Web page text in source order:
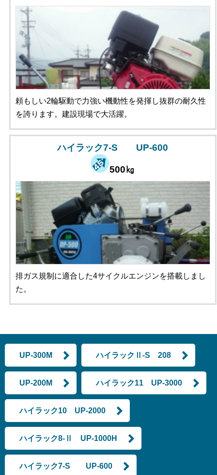
頼もしい2輪駆動で力強い機動性を発揮し抜群の耐久性
を誇ります。建設現場で大活躍。
ハイラック7-S UP-600
500㎏
排ガス規制に適合した4サイクルエンジンを搭載しまし
た。
UP-300M ハイラックⅡ-S 208
UP-200M ハイラック11 UP-3000
ハイラック10 UP-2000
ハイラック8-Ⅱ UP-1000H
ハイラック7-S UP-600